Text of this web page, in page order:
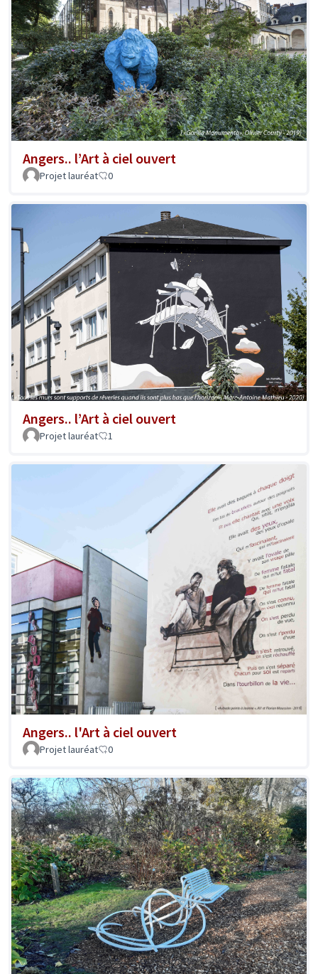
Angers.. l’Art à ciel ouvert
Projet lauréat 0
Angers.. l’Art à ciel ouvert
Projet lauréat 1
Angers.. l'Art à ciel ouvert
Projet lauréat 0